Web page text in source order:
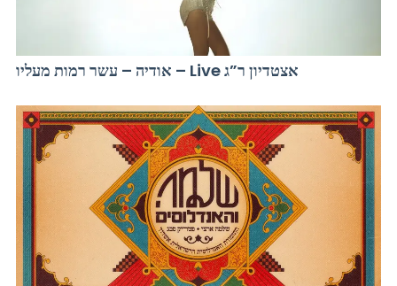
אודיה – עשר רמות מעליו – Live אצטדיון ר”ג